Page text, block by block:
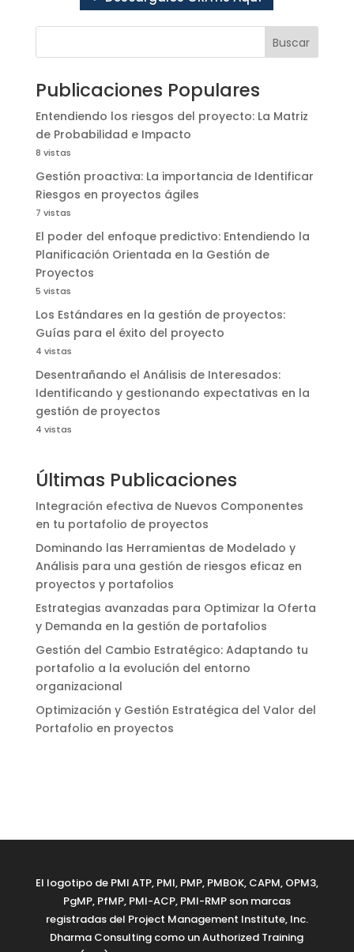
Buscar
Publicaciones Populares
Entendiendo los riesgos del proyecto: La Matriz
de Probabilidad e Impacto
8 vistas
Gestión proactiva: La importancia de Identificar
Riesgos en proyectos ágiles
7 vistas
El poder del enfoque predictivo: Entendiendo la
Planificación Orientada en la Gestión de
Proyectos
5 vistas
Los Estándares en la gestión de proyectos:
Guías para el éxito del proyecto
4 vistas
Desentrañando el Análisis de Interesados:
Identificando y gestionando expectativas en la
gestión de proyectos
4 vistas
Últimas Publicaciones
Integración efectiva de Nuevos Componentes
en tu portafolio de proyectos
Dominando las Herramientas de Modelado y
Análisis para una gestión de riesgos eficaz en
proyectos y portafolios
Estrategias avanzadas para Optimizar la Oferta
y Demanda en la gestión de portafolios
Gestión del Cambio Estratégico: Adaptando tu
portafolio a la evolución del entorno
organizacional
Optimización y Gestión Estratégica del Valor del
Portafolio en proyectos
El logotipo de PMI ATP, PMI, PMP, PMBOK, CAPM, OPM3,
PgMP, PfMP, PMI-ACP, PMI-RMP son marcas
registradas del Project Management Institute, Inc.
Dharma Consulting como un Authorized Training